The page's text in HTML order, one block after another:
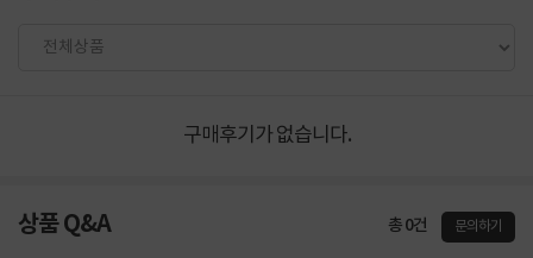
구매후기가 없습니다.
상품 Q&A 총 0건 문의하기